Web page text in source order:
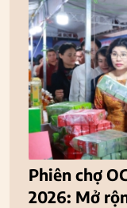
Phiên chợ
2026: Mở